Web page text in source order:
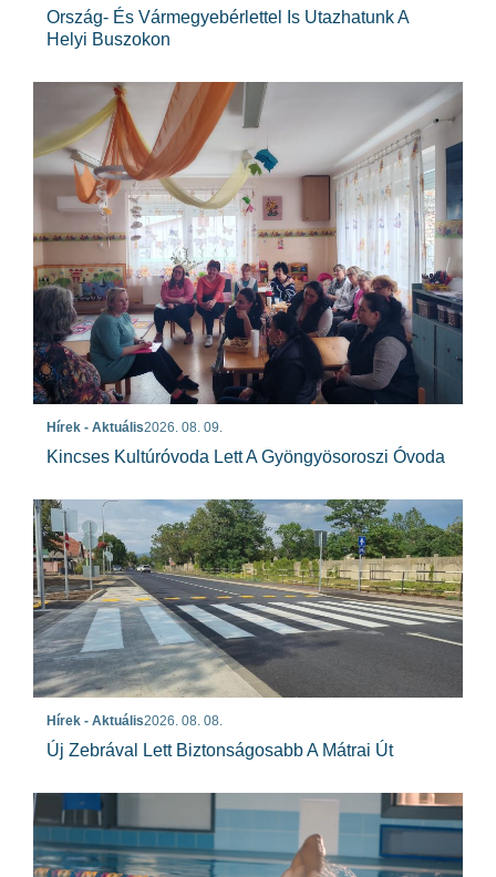
Ország- És Vármegyebérlettel Is Utazhatunk A
Helyi Buszokon
Hírek - Aktuális2026. 08. 09.
Kincses Kultúróvoda Lett A Gyöngyösoroszi Óvoda
Hírek - Aktuális2026. 08. 08.
Új Zebrával Lett Biztonságosabb A Mátrai Út